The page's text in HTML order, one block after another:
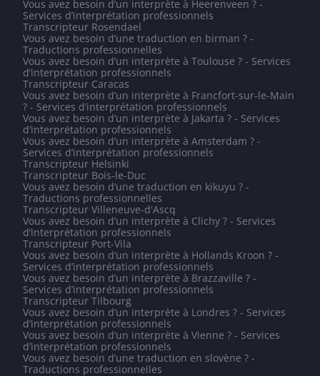
Vous avez besoin d’un interprète à Heerenveen ? -
Services d’interprétation professionnels
Transcripteur Rosendael
Vous avez besoin d’une traduction en birman ? -
Traductions professionnelles
Vous avez besoin d’un interprète à Toulouse ? - Services
d’interprétation professionnels
Transcripteur Caracas
Vous avez besoin d’un interprète à Francfort-sur-le-Main
? - Services d’interprétation professionnels
Vous avez besoin d’un interprète à Jakarta ? - Services
d’interprétation professionnels
Vous avez besoin d’un interprète à Amsterdam ? -
Services d’interprétation professionnels
Transcripteur Helsinki
Transcripteur Bois-le-Duc
Vous avez besoin d’une traduction en kikuyu ? -
Traductions professionnelles
Transcripteur Villeneuve-d'Ascq
Vous avez besoin d’un interprète à Clichy ? - Services
d’interprétation professionnels
Transcripteur Port-Vila
Vous avez besoin d’un interprète à Hollands Kroon ? -
Services d’interprétation professionnels
Vous avez besoin d’un interprète à Brazzaville ? -
Services d’interprétation professionnels
Transcripteur Tilbourg
Vous avez besoin d’un interprète à Londres ? - Services
d’interprétation professionnels
Vous avez besoin d’un interprète à Vienne ? - Services
d’interprétation professionnels
Vous avez besoin d’une traduction en slovène ? -
Traductions professionnelles